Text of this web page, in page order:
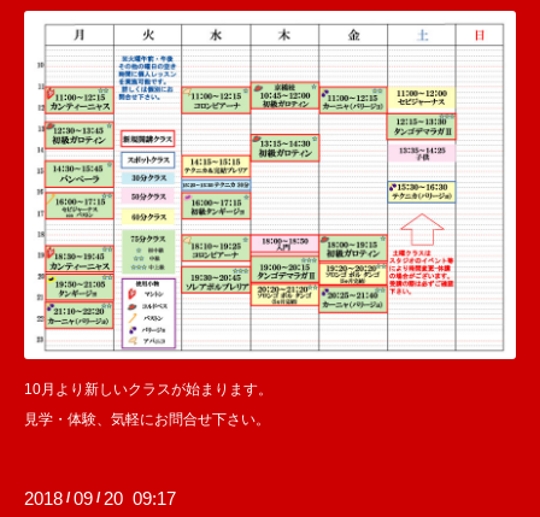
10月より新しいクラスが始まります。
見学・体験、気軽にお問合せ下さい。
2018 /09 / 20 09:17